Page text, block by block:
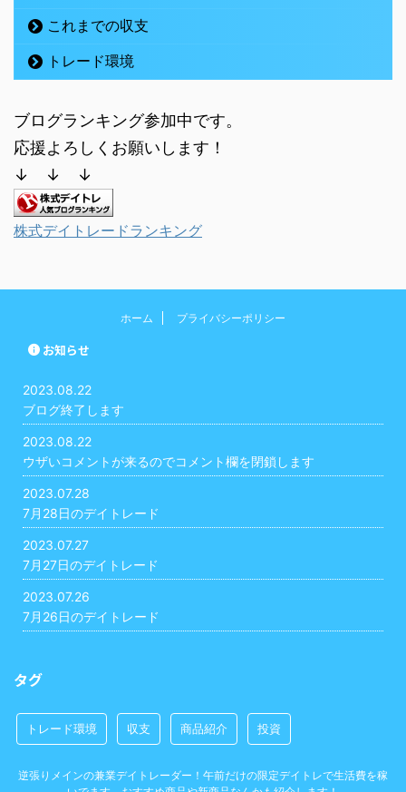
これまでの収支
トレード環境
ブログランキング参加中です。
応援よろしくお願いします！
↓ ↓ ↓
株式デイトレードランキング
ホーム プライバシーポリシー
お知らせ
2023.08.22
ブログ終了します
2023.08.22
ウザいコメントが来るのでコメント欄を閉鎖します
2023.07.28
7月28日のデイトレード
2023.07.27
7月27日のデイトレード
2023.07.26
7月26日のデイトレード
タグ
トレード環境 収支 商品紹介 投資
逆張りメインの兼業デイトレーダー！午前だけの限定デイトレで生活費を稼